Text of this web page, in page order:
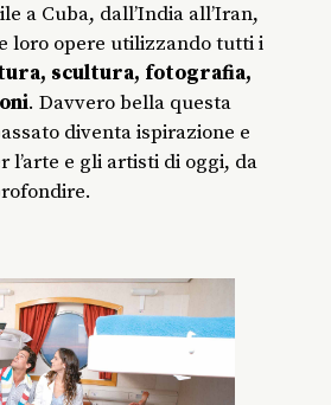
a Cuba, dall’India all’Iran,
loro opere utilizzando tutti i
scultura, fotografia,
. Davvero bella questa
diventa ispirazione e
l’arte e gli artisti di oggi, da